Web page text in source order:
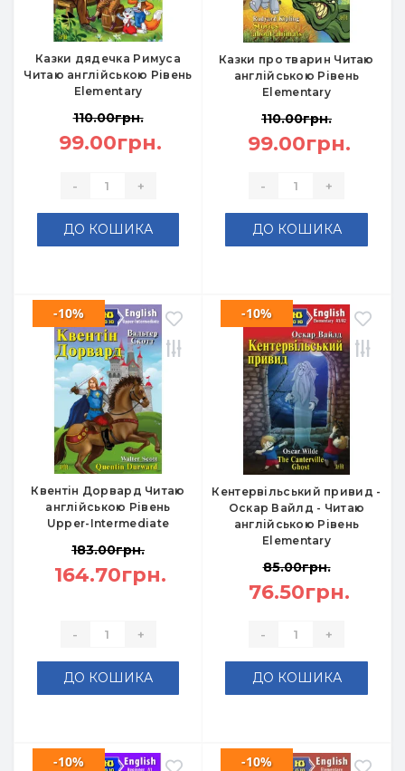
Казки дядечка Римуса
Читаю англійською Рівень
Elementary
110.00грн.
99.00грн.
- +
ДО КОШИКА
Казки про тварин Читаю
англійською Рівень
Elementary
110.00грн.
99.00грн.
- +
ДО КОШИКА
Квентін Дорвард Читаю
англійською Рівень
Upper-Intermediate
-10%
183.00грн.
164.70грн.
- +
ДО КОШИКА
Кентервільський привид -
Оскар Вайлд - Читаю
англійською Рівень
Elementary
-10%
85.00грн.
76.50грн.
- +
ДО КОШИКА
-10% -10%